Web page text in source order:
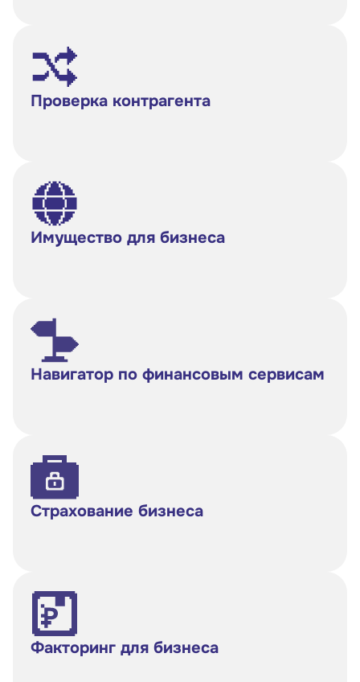
Проверка контрагента
Имущество для бизнеса
Навигатор по финансовым сервисам
Страхование бизнеса
Факторинг для бизнеса